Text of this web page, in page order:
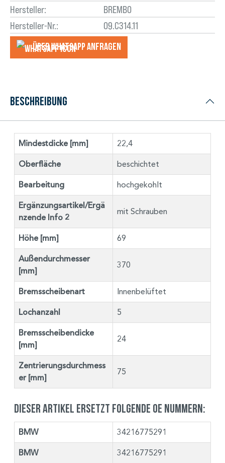
Hersteller:
BREMBO
Hersteller-Nr.:
09.C314.11
Über WhatsApp anfragеn
Beschreibung
Mindestdicke [mm] 22,4
Oberfläche beschichtet
Bearbeitung hochgekohlt
Ergänzungsartikel/Ergä
nzende Info 2
mit Schrauben
Höhe [mm] 69
Außendurchmesser
[mm]
370
Bremsscheibenart Innenbelüftet
Lochanzahl 5
Bremsscheibendicke
[mm]
24
Zentrierungsdurchmess
er [mm]
75
Dieser Artikel ersetzt folgende OE Nummern:
BMW 34216775291
BMW 34216775291